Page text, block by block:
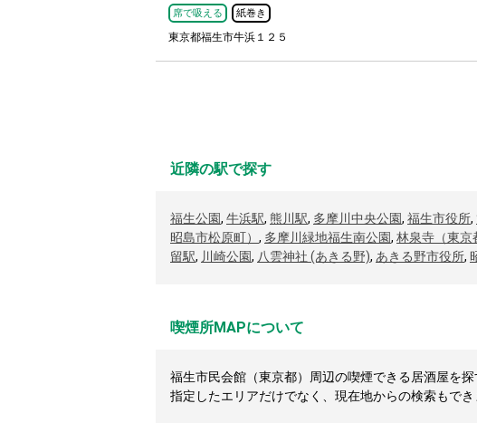
席で吸える 紙巻き
東京都福生市牛浜１２５
近隣の駅で探す
福生公園, 牛浜駅, 熊川駅, 多摩川中央公園, 福生市役所,
昭島市松原町） , 多摩川緑地福生南公園, 林泉寺（東京
留駅, 川崎公園, 八雲神社 (あきる野), あきる野市役所,
喫煙所MAPについて
福生市民会館（東京都）周辺の喫煙できる居酒屋を探
指定したエリアだけでなく、現在地からの検索もで